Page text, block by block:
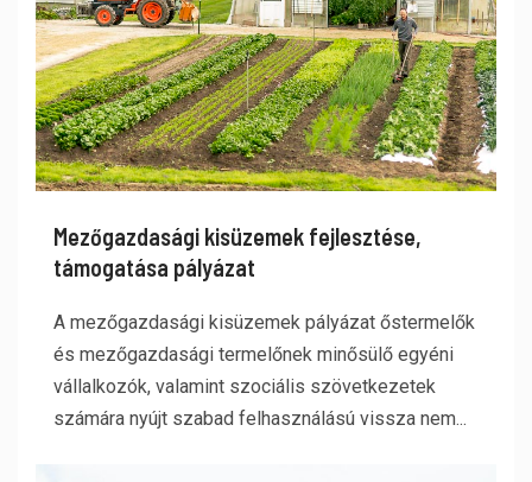
Mezőgazdasági kisüzemek fejlesztése,
támogatása pályázat
A mezőgazdasági kisüzemek pályázat őstermelők
és mezőgazdasági termelőnek minősülő egyéni
vállalkozók, valamint szociális szövetkezetek
számára nyújt szabad felhasználású vissza nem...